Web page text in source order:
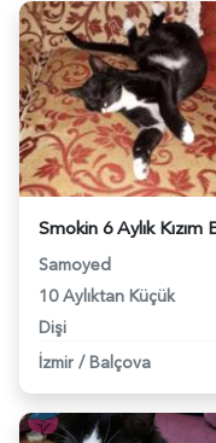
Samoyed
10 Aylıktan Küçük
Dişi
İzmir / Balçova